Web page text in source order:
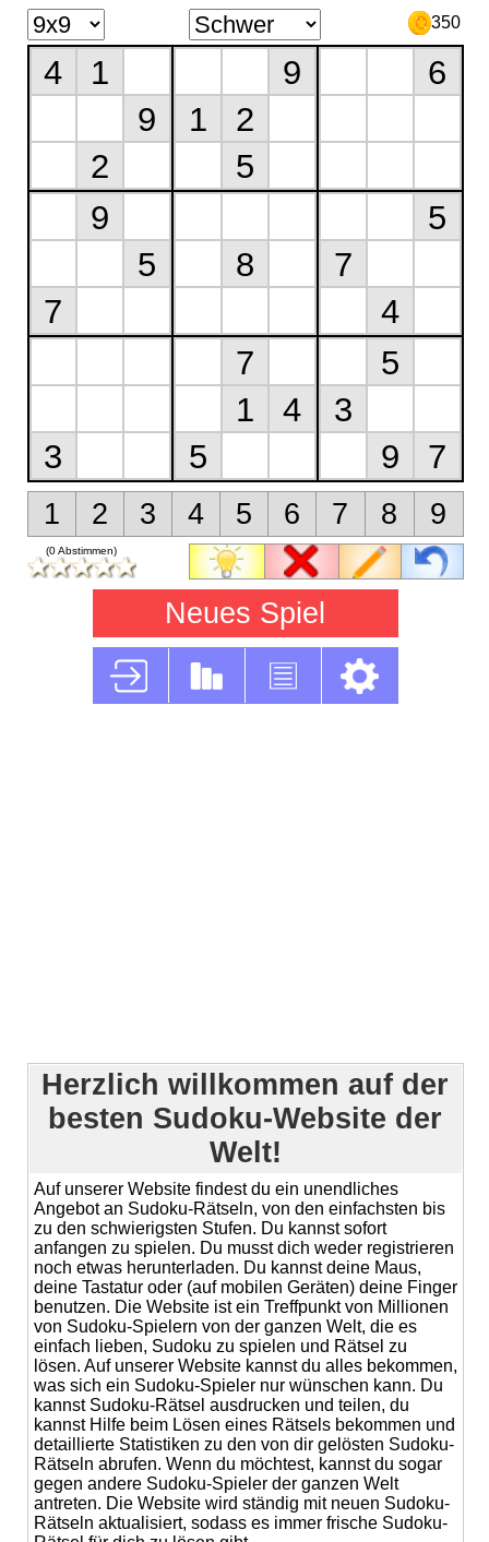
350
4
1
9
2
9
1
2
5
6
9
5
7
8
5
7
4
3
7
1
4
5
5
3
9
7
1 2 3 4 5 6 7 8 9
(0 Abstimmen)
Neues Spiel
Herzlich willkommen auf der
besten Sudoku-Website der
Welt!
Auf unserer Website findest du ein unendliches
Angebot an Sudoku-Rätseln, von den einfachsten bis
zu den schwierigsten Stufen. Du kannst sofort
anfangen zu spielen. Du musst dich weder registrieren
noch etwas herunterladen. Du kannst deine Maus,
deine Tastatur oder (auf mobilen Geräten) deine Finger
benutzen. Die Website ist ein Treffpunkt von Millionen
von Sudoku-Spielern von der ganzen Welt, die es
einfach lieben, Sudoku zu spielen und Rätsel zu
lösen. Auf unserer Website kannst du alles bekommen,
was sich ein Sudoku-Spieler nur wünschen kann. Du
kannst Sudoku-Rätsel ausdrucken und teilen, du
kannst Hilfe beim Lösen eines Rätsels bekommen und
detaillierte Statistiken zu den von dir gelösten Sudoku-
Rätseln abrufen. Wenn du möchtest, kannst du sogar
gegen andere Sudoku-Spieler der ganzen Welt
antreten. Die Website wird ständig mit neuen Sudoku-
Rätseln aktualisiert, sodass es immer frische Sudoku-